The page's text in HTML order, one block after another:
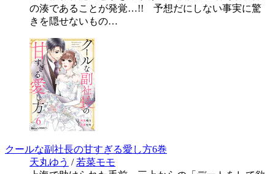
の湊であることが発覚…!! 予想だにしない事実に驚
きを隠せないもの…
クールな副社長の甘すぎる愛し方6巻
天丸ゆう / 若菜モモ